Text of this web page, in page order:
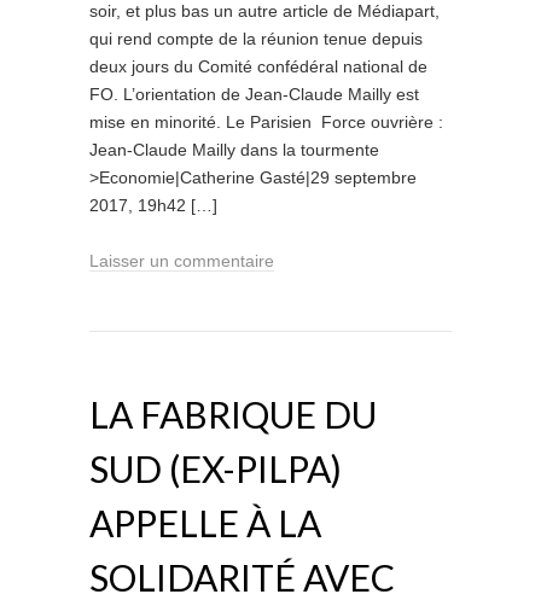
soir, et plus bas un autre article de Médiapart,
qui rend compte de la réunion tenue depuis
deux jours du Comité confédéral national de
FO. L’orientation de Jean-Claude Mailly est
mise en minorité. Le Parisien Force ouvrière :
Jean-Claude Mailly dans la tourmente
>Economie|Catherine Gasté|29 septembre
2017, 19h42 […]
Laisser un commentaire
LA FABRIQUE DU
SUD (EX-PILPA)
APPELLE À LA
SOLIDARITÉ AVEC